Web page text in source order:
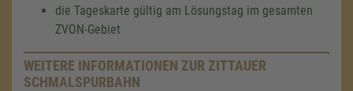
die Tageskarte gültig am Lösungstag im gesamten
ZVON-Gebiet
WEITERE INFORMATIONEN ZUR ZITTAUER
SCHMALSPURBAHN